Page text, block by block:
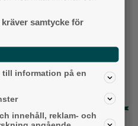
samtycke för
till information på en
innehåll, reklam- och